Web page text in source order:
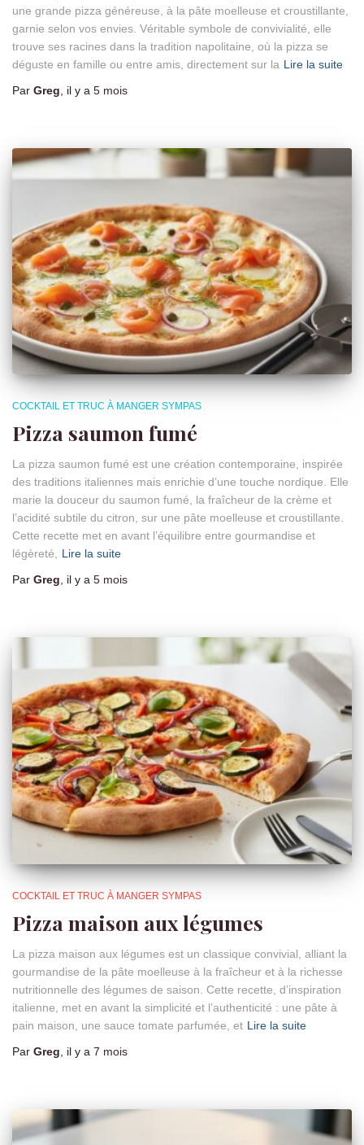
une grande pizza généreuse, à la pâte moelleuse et croustillante,
garnie selon vos envies. Véritable symbole de convivialité, elle
trouve ses racines dans la tradition napolitaine, où la pizza se
déguste en famille ou entre amis, directement sur la Lire la suite
Par Greg , il y a 5 mois
COCKTAIL ET TRUC À MANGER SYMPAS
Pizza saumon fumé
La pizza saumon fumé est une création contemporaine, inspirée
des traditions italiennes mais enrichie d’une touche nordique. Elle
marie la douceur du saumon fumé, la fraîcheur de la crème et
l’acidité subtile du citron, sur une pâte moelleuse et croustillante.
Cette recette met en avant l’équilibre entre gourmandise et
légèreté,
Lire la suite
Par Greg , il y a 5 mois
COCKTAIL ET TRUC À MANGER SYMPAS
Pizza maison aux légumes
La pizza maison aux légumes est un classique convivial, alliant la
gourmandise de la pâte moelleuse à la fraîcheur et à la richesse
nutritionnelle des légumes de saison. Cette recette, d’inspiration
italienne, met en avant la simplicité et l’authenticité : une pâte à
pain maison, une sauce tomate parfumée, et Lire la suite
Par Greg , il y a 7 mois